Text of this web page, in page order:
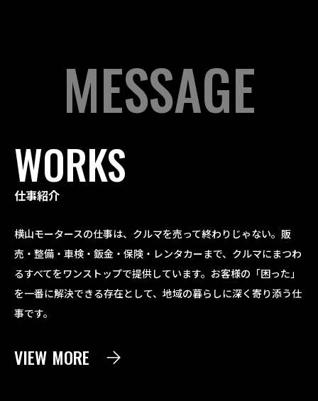
MESSAGE
WORKS
仕事紹介
横山モータースの仕事は、クルマを売って終わりじゃない。販
売・整備・車検・鈑金・保険・レンタカーまで、クルマにまつわ
るすべてをワンストップで提供しています。お客様の「困った」
を一番に解決できる存在として、地域の暮らしに深く寄り添う仕
事です。
VIEW MORE